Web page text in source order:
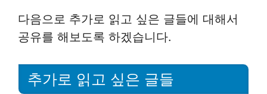
다음으로 추가로 읽고 싶은 글들에 대해서
공유를 해보도록 하겠습니다.
추가로 읽고 싶은 글들